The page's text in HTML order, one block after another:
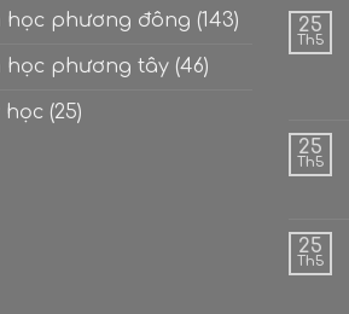
học phương đông (143)
học phương tây(46)
học (25)
25
Th5
25
Th5
25
Th5